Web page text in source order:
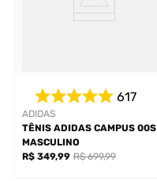
ADIDAS
617
TÊNIS ADIDAS CAMPUS 00S
MASCULINO
R$ 349,99 R$ 699,99